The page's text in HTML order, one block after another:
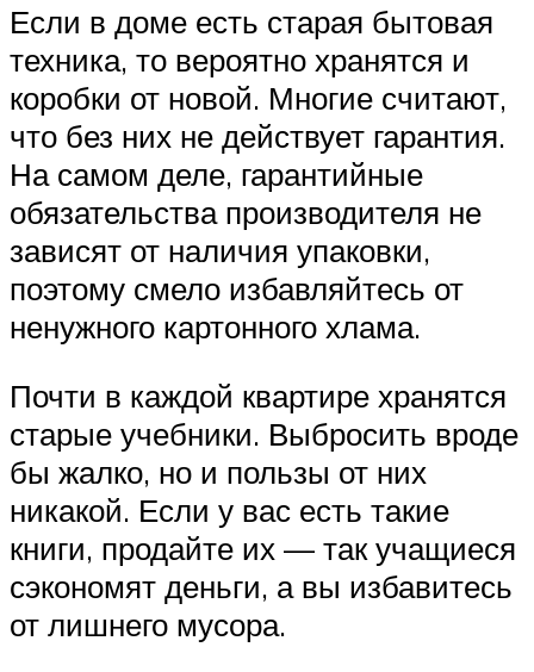
Если в доме есть старая бытовая
техника, то вероятно хранятся и
коробки от новой. Многие считают,
что без них не действует гарантия.
На самом деле, гарантийные
обязательства производителя не
зависят от наличия упаковки,
поэтому смело избавляйтесь от
ненужного картонного хлама.
Почти в каждой квартире хранятся
старые учебники. Выбросить вроде
бы жалко, но и пользы от них
никакой. Если у вас есть такие
книги, продайте их — так учащиеся
сэкономят деньги, а вы избавитесь
от лишнего мусора.